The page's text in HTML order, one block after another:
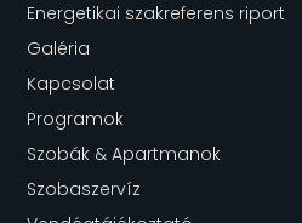
Energetikai szakreferens riport
Galéria
Kapcsolat
Programok
Szobák & Apartmanok
Szobaszervíz